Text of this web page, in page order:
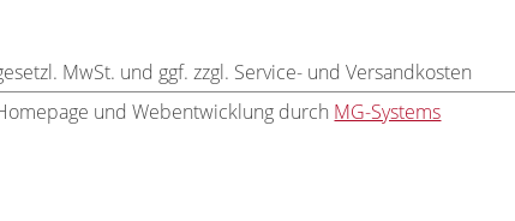
MwSt. und ggf. zzgl. Service- und Versandkosten
und Webentwicklung durch MG-Systems